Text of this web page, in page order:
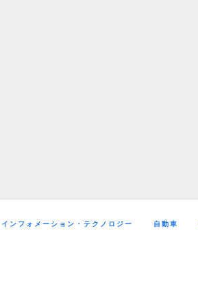
インフォメーション・テクノロジー 自動車